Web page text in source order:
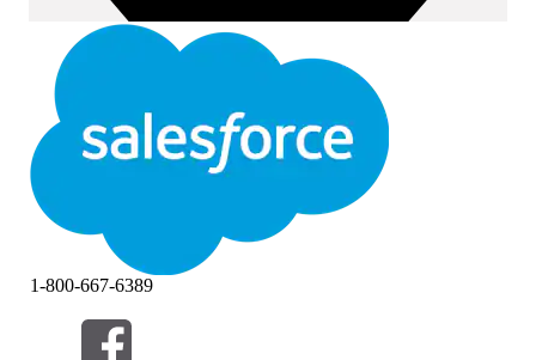
篩選器 (0)
1-800-667-6389